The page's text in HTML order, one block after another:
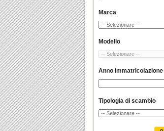
Marca
Modello
Anno immatricolazione
Tipologia di scambio